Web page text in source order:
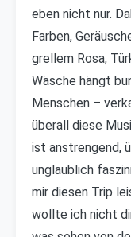
eben nicht nur.
Farben,
grellem Rosa,
Wäsche hängt
Menschen –
überall diese
ist anstrengend,
unglaublich
mir diesen Trip
wollte ich nicht